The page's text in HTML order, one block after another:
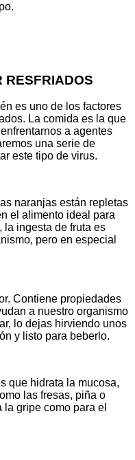
RESFRIADOS
es uno de los factores
La comida es la que
a agentes
una serie de
este tipo de virus.
naranjas están repletas
el alimento ideal para
la ingesta de fruta es
pero en especial
Contiene propiedades
a nuestro organismo
lo dejas hirviendo unos
y listo para beberlo.
que hidrata la mucosa,
las fresas, piña o
gripe como para el